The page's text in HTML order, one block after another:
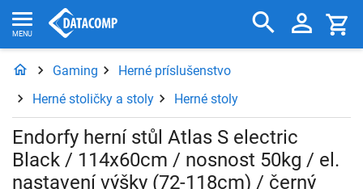
Gaming
Herné príslušenstvo
Herné stoličky a stoly
Herné stoly
Endorfy herní stůl Atlas S electric
Black / 114x60cm / nosnost 50kg / el.
nastavení výšky (72-118cm) / černý